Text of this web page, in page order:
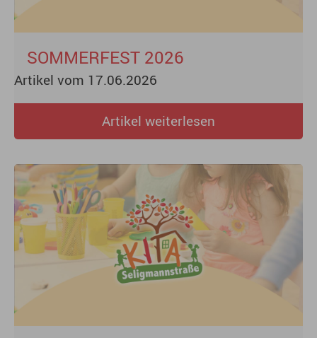
SOMMERFEST 2026
Artikel vom 17.06.2026
Artikel weiterlesen